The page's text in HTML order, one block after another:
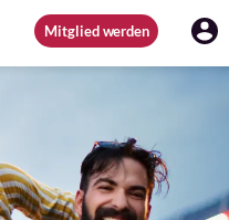
Mitglied werden